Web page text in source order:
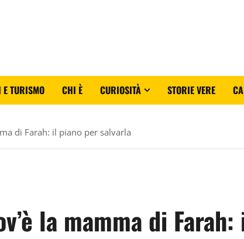
TURISMO CHI È CURIOSITÀ STORIE VERE
di Farah: il piano per salvarla
la mamma di